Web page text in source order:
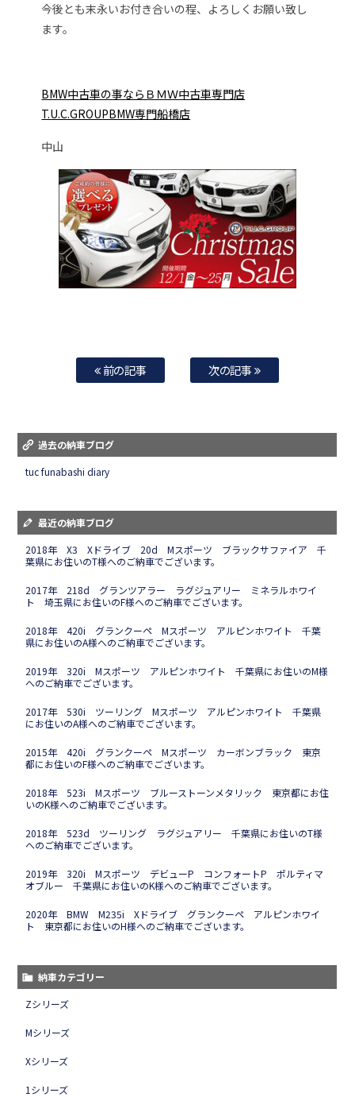
今後とも末永いお付き合いの程、よろしくお願い致し
ます。
BMW中古車の事ならＢＭＷ中古車専門店
T.U.C.GROUPBMW専門船橋店
中山
前の記事 次の記事
過去の納車ブログ
tuc funabashi diary
最近の納車ブログ
2018年 X3 Xドライブ 20d Mスポーツ ブラックサファイア 千
葉県にお住いのT様へのご納車でございます。
2017年 218d グランツアラー ラグジュアリー ミネラルホワイ
ト 埼玉県にお住いのF様へのご納車でございます。
2018年 420i グランクーペ Mスポーツ アルピンホワイト 千葉
県にお住いのA様へのご納車でございます。
2019年 320i Mスポーツ アルピンホワイト 千葉県にお住いのM様
へのご納車でございます。
2017年 530i ツーリング Mスポーツ アルピンホワイト 千葉県
にお住いのA様へのご納車でございます。
2015年 420i グランクーペ Mスポーツ カーボンブラック 東京
都にお住いのF様へのご納車でございます。
2018年 523i Mスポーツ ブルーストーンメタリック 東京都にお住
いのK様へのご納車でございます。
2018年 523d ツーリング ラグジュアリー 千葉県にお住いのT様
へのご納車でございます。
2019年 320i Mスポーツ デビューP コンフォートP ポルティマ
オブルー 千葉県にお住いのK様へのご納車でございます。
2020年 BMW M235i Xドライブ グランクーペ アルピンホワイ
ト 東京都にお住いのH様へのご納車でございます。
納車カテゴリー
Zシリーズ
Mシリーズ
Xシリーズ
1シリーズ